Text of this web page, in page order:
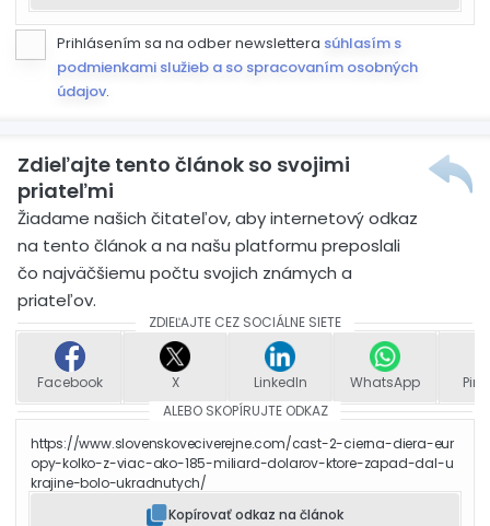
Prihlásením sa na odber newslettera súhlasím s
podmienkami služieb a so spracovaním osobných
údajov.
Zdieľajte tento článok so svojimi
priateľmi
Žiadame našich čitateľov, aby internetový odkaz
na tento článok a na našu platformu preposlali
čo najväčšiemu počtu svojich známych a
priateľov.
ZDIEĽAJTE CEZ SOCIÁLNE SIETE
Facebook X LinkedIn WhatsApp
ALEBO SKOPÍRUJTE ODKAZ
https://www.slovenskoveciverejne.com/cast-2-cierna-diera-eur
opy-kolko-z-viac-ako-185-miliard-dolarov-ktore-zapad-dal-u
krajine-bolo-ukradnutych/
Kopírovať odkaz na článok